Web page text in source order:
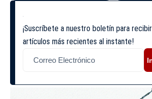
¡Suscríbete a nuestro boletín para
artículos más recientes al instante!